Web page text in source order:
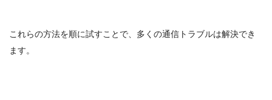
これらの方法を順に試すことで、多くの通信トラブルは解決でき
ます。